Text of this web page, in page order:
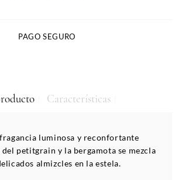
PAGO SEGURO
Características
luminosa y reconfortante
petitgrain y la bergamota se mezcla
almizcles en la estela.